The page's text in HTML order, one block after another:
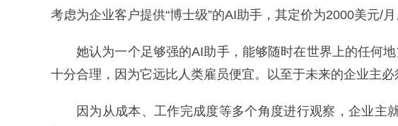
考虑为企业客户提供“博士级”的AI助手，其定价为2000美元/月
她认为一个足够强的AI助手，能够随时在世界上的任何
十分合理，因为它远比人类雇员便宜。以至于未来的企业主必
因为从成本、工作完成度等多个角度进行观察，企业主